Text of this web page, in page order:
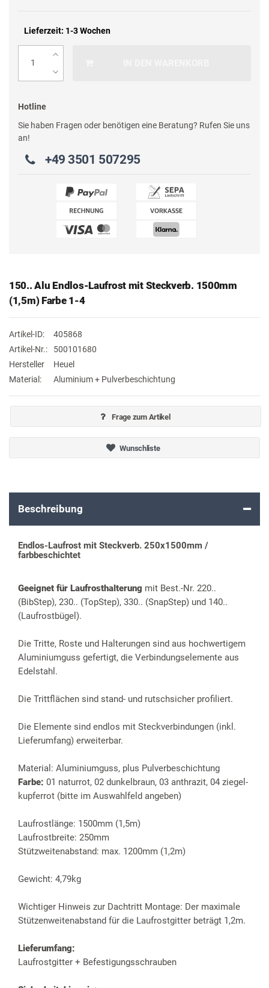
Lieferzeit: 1-3 Wochen
Hotline
Sie haben Fragen oder benötigen eine Beratung? Rufen Sie uns
an!
+49 3501 507295
150.. Alu Endlos-Laufrost mit Steckverb. 1500mm
(1,5m) Farbe 1-4
Artikel-ID:
405868
Artikel-Nr.:
500101680
Hersteller
Heuel
Material:
Aluminium + Pulverbeschichtung
Frage zum Artikel
Wunschliste
Beschreibung
Endlos-Laufrost mit Steckverb. 250x1500mm /
farbbeschichtet
Geeignet für Laufrosthalterung mit Best.-Nr. 220..
(BibStep), 230.. (TopStep), 330.. (SnapStep) und 140..
(Laufrostbügel).
Die Tritte, Roste und Halterungen sind aus hochwertigem
Aluminiumguss gefertigt, die Verbindungselemente aus
Edelstahl.
Die Trittflächen sind stand- und rutschsicher profiliert.
Die Elemente sind endlos mit Steckverbindungen (inkl.
Lieferumfang) erweiterbar.
Material: Aluminiumguss, plus Pulverbeschichtung
Farbe: 01 naturrot, 02 dunkelbraun, 03 anthrazit, 04 ziegel-
kupferrot (bitte im Auswahlfeld angeben)
Laufrostlänge: 1500mm (1,5m)
Laufrostbreite: 250mm
Stützweitenabstand: max. 1200mm (1,2m)
Gewicht: 4,79kg
Wichtiger Hinweis zur Dachtritt Montage: Der maximale
Stützenweitenabstand für die Laufrostgitter beträgt 1,2m.
Lieferumfang:
Laufrostgitter + Befestigungsschrauben